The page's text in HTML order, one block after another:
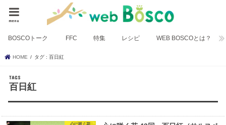
menu
BOSCOトーク FFC 特集 レシピ WEB BOSCOとは？
HOME タグ : 百日紅
百日紅
心に咲く花